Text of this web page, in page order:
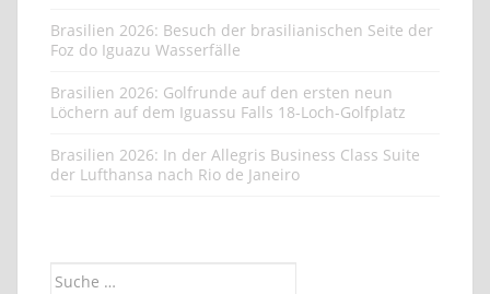
Brasilien 2026: Besuch der brasilianischen Seite der
Foz do Iguazu Wasserfälle
Brasilien 2026: Golfrunde auf den ersten neun
Löchern auf dem Iguassu Falls 18-Loch-Golfplatz
Brasilien 2026: In der Allegris Business Class Suite
der Lufthansa nach Rio de Janeiro